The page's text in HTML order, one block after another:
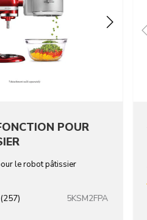
POUR
le robot pâtissier
(257) 5KSM2FPA